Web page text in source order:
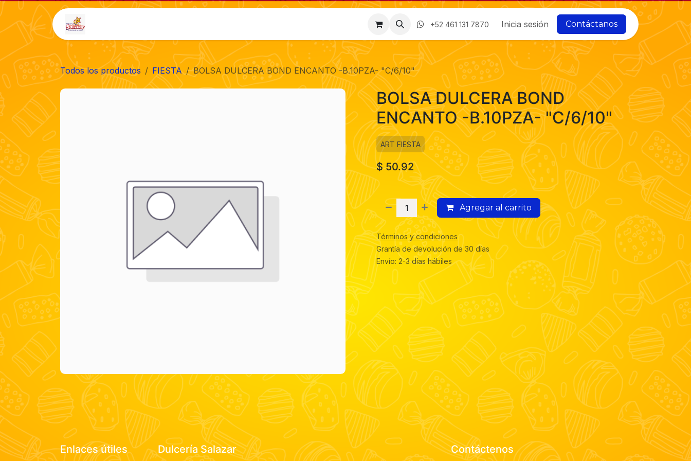
Ir al contenido
Contáctenos Nosotros
+52 461 131 7870 Inicia sesión Contáctanos
Todos los productos FIESTA BOLSA DULCERA BOND ENCANTO -B.10PZA- "C/6/10"
BOLSA DULCERA BOND
ENCANTO -B.10PZA- "C/6/10"
ART FIESTA
$50.92
Agregar al carrito
Términos y condiciones
Grantía de devolución de 30 días
Envío: 2-3 días hábiles
Enlaces útiles Dulcería Salazar Contáctenos